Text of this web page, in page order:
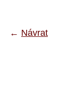
← Návrat